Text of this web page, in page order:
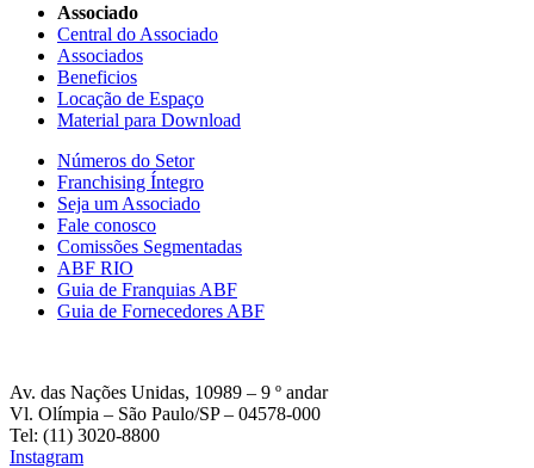
Associado
Central do Associado
Associados
Beneficios
Locação de Espaço
Material para Download
Números do Setor
Franchising Íntegro
Seja um Associado
Fale conosco
Comissões Segmentadas
ABF RIO
Guia de Franquias ABF
Guia de Fornecedores ABF
Av. das Nações Unidas, 10989 – 9 º andar
Vl. Olímpia – São Paulo/SP – 04578-000
Tel: (11) 3020-8800
Instagram